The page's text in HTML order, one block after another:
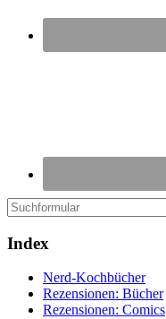
Index
Nerd-Kochbücher
Rezensionen: Bücher
Rezensionen: Comics